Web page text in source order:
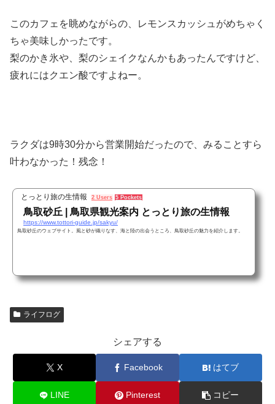
このカフェを眺めながらの、レモンスカッシュがめちゃく
ちゃ美味しかったです。
梨のかき氷や、梨のシェイクなんかもあったんですけど、
疲れにはクエン酸ですよねー。
ラクダは9時30分から営業開始だったので、みることすら
叶わなかった！残念！
とっとり旅の生情報 2 Users 5 Pockets
鳥取砂丘 | 鳥取県観光案内 とっとり旅の生情報
https://www.tottori-guide.jp/sakyu/
鳥取砂丘のウェブサイト。風と砂が織りなす、海と陸の出会うところ、鳥取砂丘の魅力を紹介します。
ライフログ
シェアする
X Facebook はてブ
LINE Pinterest コピー